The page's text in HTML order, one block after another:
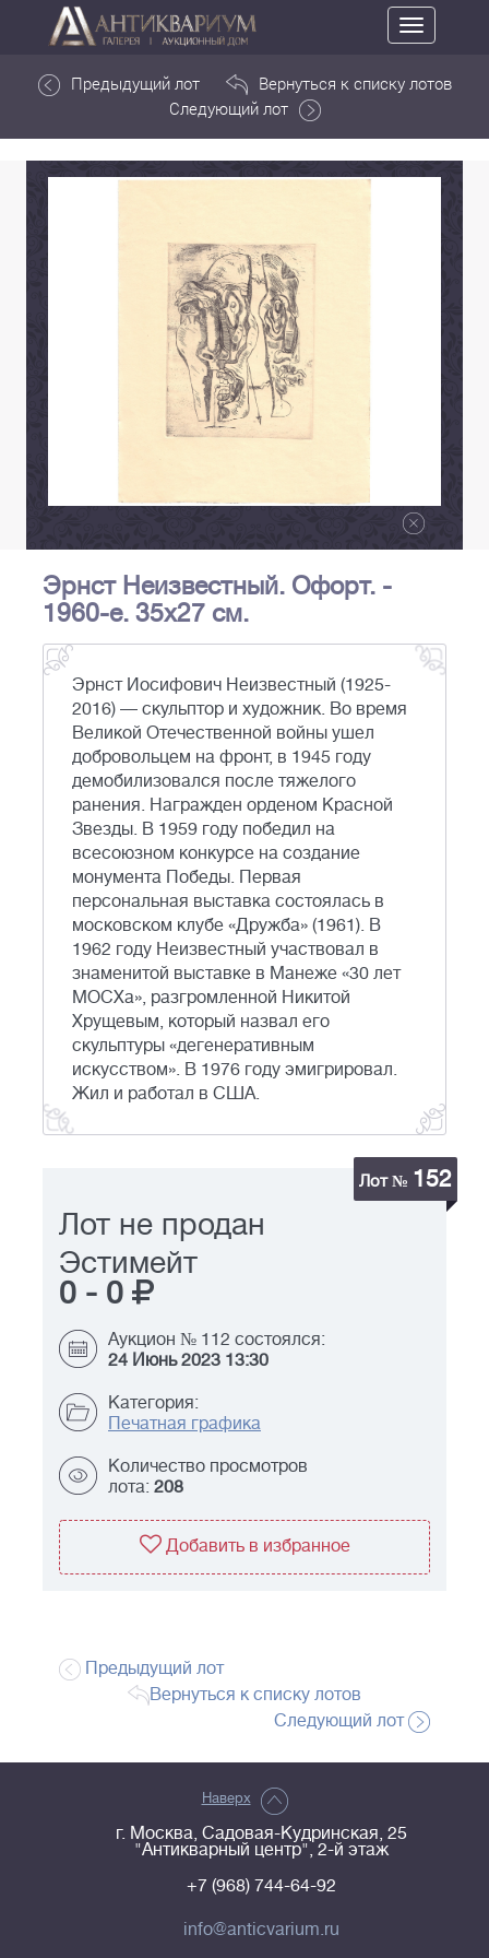
Toggle
navigation
Предыдущий лот
Вернуться к списку лотов
Следующий лот
Эрнст Неизвестный. Офорт. -
1960-е. 35х27 см.
Эрнст Иосифович Неизвестный (1925-
2016) — скульптор и художник. Во время
Великой Отечественной войны ушел
добровольцем на фронт, в 1945 году
демобилизовался после тяжелого
ранения. Награжден орденом Красной
Звезды. В 1959 году победил на
всесоюзном конкурсе на создание
монумента Победы. Первая
персональная выставка состоялась в
московском клубе «Дружба» (1961). В
1962 году Неизвестный участвовал в
знаменитой выставке в Манеже «30 лет
МОСХа», разгромленной Никитой
Хрущевым, который назвал его
скульптуры «дегенеративным
искусством». В 1976 году эмигрировал.
Жил и работал в США.
Лот № 152
Лот не продан
Эстимейт
0 - 0
Аукцион № 112 состоялся:
24 Июнь 2023 13:30
Категория:
Печатная графика
Количество просмотров
лота: 208
Добавить в избранное
Предыдущий лот
Вернуться к списку лотов
Следующий лот
Наверх
г. Москва, Садовая-Кудринская, 25
"Антикварный центр", 2-й этаж
+7 (968) 744-64-92
info@anticvarium.ru